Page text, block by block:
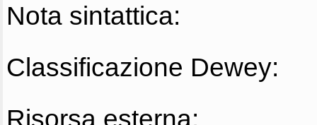
Nota sintattica:
Classificazione Dewey:
Risorsa esterna: